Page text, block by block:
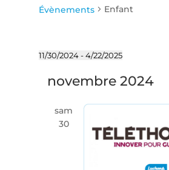
Évènements
Enfant
Évènements
11/30/2024 - 4/22/2025
unenovembre 2024
sam
30